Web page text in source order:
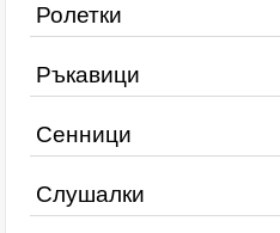
Ролетки
Ръкавици
Сенници
Слушалки